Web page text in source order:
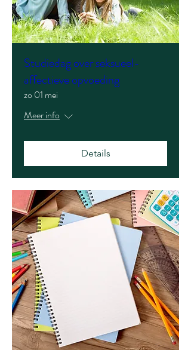
Studiedag over seksueel-
affectieve opvoeding
zo 01 mei
Meer info
Details